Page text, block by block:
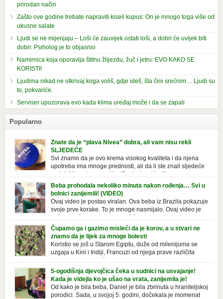
prirodan način
Zašto ove godine trebate napraviti kiseli kupus: On je mnogo toga više od
ukusne salate
Ljudi se ne mijenjaju – Loši će zauvijek ostati loši, a dobri će uvijek biti
dobri: Psiholog je to objasnio
Namirnica koja oporavlja štitnu žlijezdu, žuč i jetru: EVO KAKO SE
KORISTI!
Ljudima nikad ne otkrivaj koga voliš, gdje ideš, šta čini srećnim… Ljudi su
to, pokvariće.
Serviser upozorava evo kada klima uređaj može i da se zapali
Popularno
Znate da je “plava Nivea” dobra, ali vam nisu rekli
SLJEDEĆE
Svi znamo da je ovo krema visokog kvaliteta i da njena
upotreba ima mnoge prednosti, ali da li ste znali sljedeće
o njoj. Nivea krema u klasičnoj, plavoj kutiji,
prepoznatljivog mirisa i jednostavne formule, jeste nezamenljiv inventar
u kupatilima i muškaraca i žena. Mnogi ljudi se ne odvajaju od nje, pa je
čak nose sa […]
Beba prohodala nekoliko minuta nakon rođenja… Svi u
bolnici zanijemili! (VIDEO)
Ovaj video je postao viralan. Ova beba iz Brazila pokazuje
svoje prve korake. To je mnoge nasmijalo. Ovaj video je
baš neobičan. Ne viđamo baš često ovakve korake kod
novorođenih beba. Video je snimila babica, pregledalo ga je preko 80
miliona ljudi. Ove babice su ostale u čudu nakon što su vidjeli kako
beba želi […]
Čupamo ga i gazimo misleći da je korov, a u stvari ne
znamo da je lijek za mnoge bolesti
Koristio se još u Starom Egiptu, duže od milenijuma se
uzgaja u Kini i Indiji, Francuzi od njega prave različita
tradicionalna jela i čorbe… Jedino mi gazimo po njemu,
čupamo ga i bacamo kao korov! Tušt je jednogodišnji, ali vrlo uporan
“korov” koji, ka­da nam se jednom nastani u bašti ili dvorištu, teško ga se
5-ogodišnja djevojčica čeka u sudnici na usvajanje!
Kada je videjla ko je ušao na vrata, zanijemila je!
Od kako je bila beba, Daniel je bila zbrinuta u hraniteljskoj
porodici. Sada, u svojoj 5. godini, dočekala je momenat